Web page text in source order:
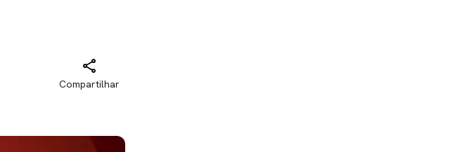
Compartilhar